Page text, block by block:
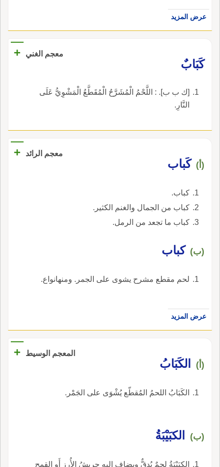
عرض المزيد
معجم الغني
+
كَبَابٌ
[ك ب ب]. : اللَّحْمُ الْمُشَرَّحُ الْمُقَطَّعُ الْمَشْوِيُّ عَلَى
النَّارِ.
معجم الرائد +
(أ) كَباب
كباب.
كباب من الجمال والغنم الكثير.
كباب ما تجعد من الرمل.
(ب) كباب
لحم مقطع مشرح يشوى على الجمر. ومنهانواع.
عرض المزيد
المعجم الوسيط +
(أ) الكَبَابُ
الكَبَابُ اللحمُ المُقطّع يُشْوَى على الجَمْر.
(ب) الكبَيْبَةُ
الكبَيْبَةُ لحمٌ يُدقٌّ ويضاف إِليه جريشُ الأُرز أَو القمح